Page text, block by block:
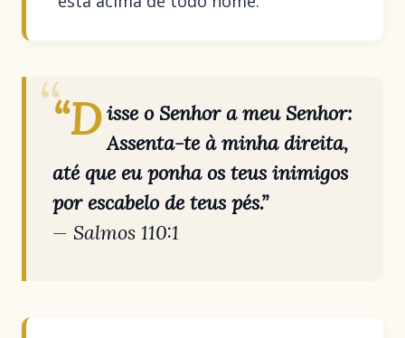
“D isse o Senhor a meu Senhor:
Assenta-te à minha direita,
até que eu ponha os teus inimigos
por escabelo de teus pés.”
— Salmos 110:1